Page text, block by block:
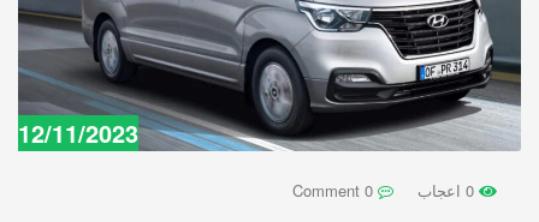
12/11/2023